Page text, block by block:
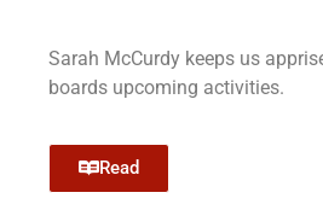
Sarah McCurdy keeps us
boards upcoming activities.
Read